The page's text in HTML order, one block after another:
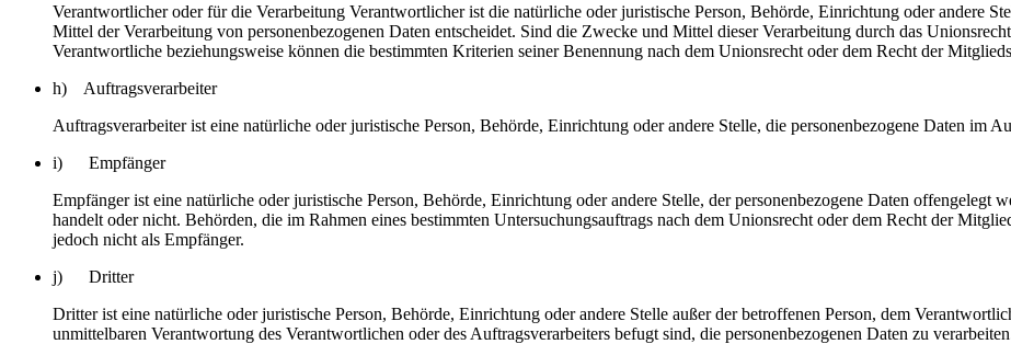
Verantwortlicher oder für die Verarbeitung Verantwortlicher ist die natürliche oder juristische Person, Behörde, Einrichtung oder andere
Mittel der Verarbeitung von personenbezogenen Daten entscheidet. Sind die Zwecke und Mittel dieser Verarbeitung durch das
Verantwortliche beziehungsweise können die bestimmten Kriterien seiner Benennung nach dem Unionsrecht oder dem Recht der
h) Auftragsverarbeiter
Auftragsverarbeiter ist eine natürliche oder juristische Person, Behörde, Einrichtung oder andere Stelle, die personenbezogene Daten im
i) Empfänger
Empfänger ist eine natürliche oder juristische Person, Behörde, Einrichtung oder andere Stelle, der personenbezogene Daten offengelegt
handelt oder nicht. Behörden, die im Rahmen eines bestimmten Untersuchungsauftrags nach dem Unionsrecht oder dem Recht der
jedoch nicht als Empfänger.
j) Dritter
Dritter ist eine natürliche oder juristische Person, Behörde, Einrichtung oder andere Stelle außer der betroffenen Person, dem
unmittelbaren Verantwortung des Verantwortlichen oder des Auftragsverarbeiters befugt sind, die personenbezogenen Daten zu